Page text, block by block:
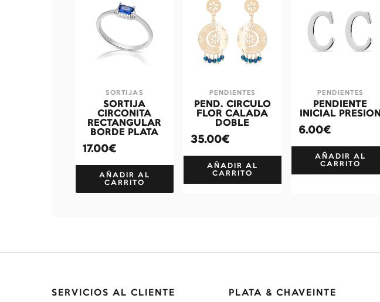
SORTIJAS
SORTIJA
CIRCONITA
RECTANGULAR
BORDE PLATA
17.00€
AÑADIR AL
CARRITO
PENDIENTES
PEND. CIRCULO
FLOR CALADA
DOBLE
35.00€
AÑADIR AL
CARRITO
PENDIENTES
PENDIENTE
INICIAL PRESION
6.00€
AÑADIR AL
CARRITO
SERVICIOS AL CLIENTE PLATA & CHAVEINTE